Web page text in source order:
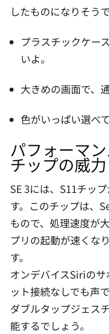
したものになりそうで
プラスチックケー
いよ。
大きめの画面で、
色がいっぱい選べ
パフォーマ
チップの威力
SE 3には、S11チッ
す。このチップは、
もので、処理速度が
プリの起動が速くな
す。
オンデバイスSiriの
ット接続なしでも声
ダブルタップジェス
能するでしょう。